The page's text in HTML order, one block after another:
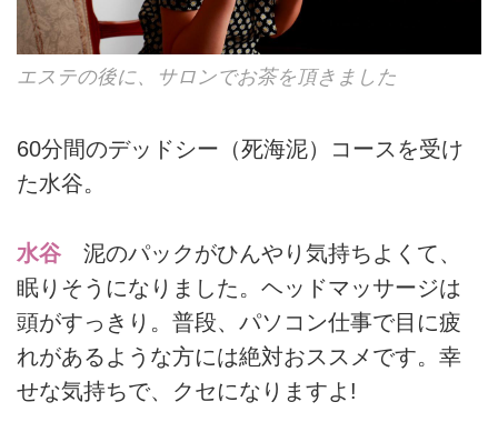
エステの後に、サロンでお茶を頂きました
60分間のデッドシー（死海泥）コースを受け
た水谷。
水谷 泥のパックがひんやり気持ちよくて、
眠りそうになりました。ヘッドマッサージは
頭がすっきり。普段、パソコン仕事で目に疲
れがあるような方には絶対おススメです。幸
せな気持ちで、クセになりますよ!